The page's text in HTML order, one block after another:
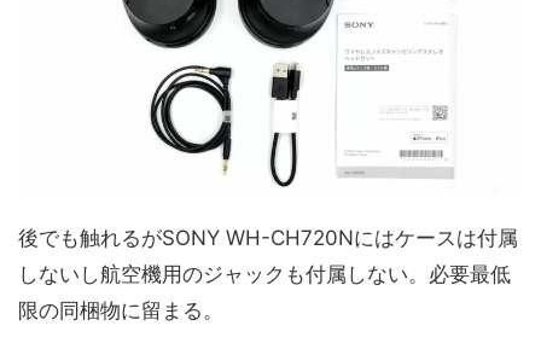
後でも触れるがSONY WH-CH720Nにはケースは付属
しないし航空機用のジャックも付属しない。必要最低
限の同梱物に留まる。